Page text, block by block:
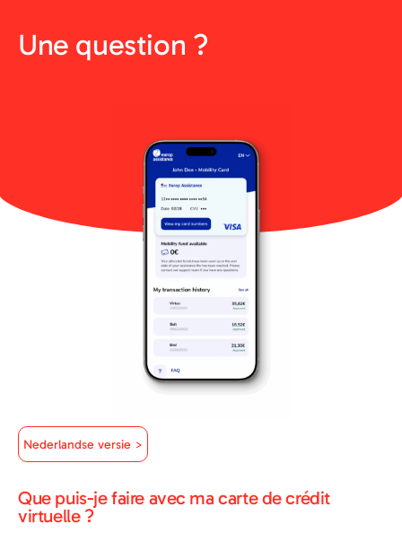
Une question ?
Nederlandse versie >
Que puis-je faire avec ma carte de crédit
virtuelle ?